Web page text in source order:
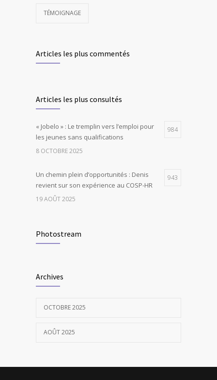
TÉMOIGNAGE
Articles les plus commentés
Articles les plus consultés
« Jobelo » : Le tremplin vers l’emploi pour
les jeunes sans qualifications
984
8 OCTOBRE 2025
Un chemin plein d’opportunités : Denis
revient sur son expérience au COSP-HR
943
19 AOÛT 2025
Photostream
Archives
OCTOBRE 2025
AOÛT 2025